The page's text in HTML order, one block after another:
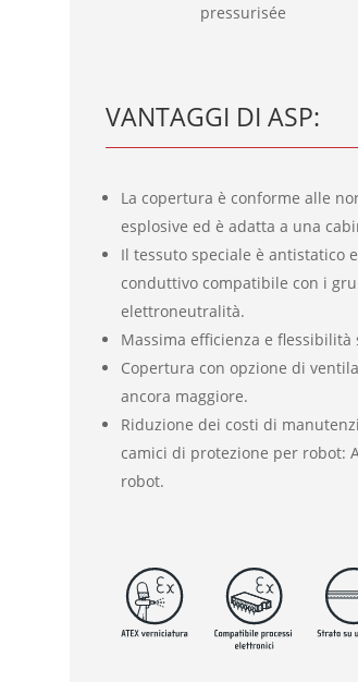
pressurisée
VANTAGGI DI ASP:
La copertura è conforme alle
esplosive ed è adatta a una
Il tessuto speciale è antistatico
conduttivo compatibile con i
elettroneutralità.
Massima efficienza e
Copertura con opzione di
ancora maggiore.
Riduzione dei costi di
camici di protezione per robot:
robot.